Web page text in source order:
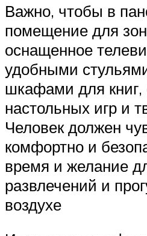
Важно, чтобы в
помещение для
оснащенное
удобными
шкафами для книг,
настольных игр и
Человек должен
комфортно и
время и желание
развлечений и
воздухе